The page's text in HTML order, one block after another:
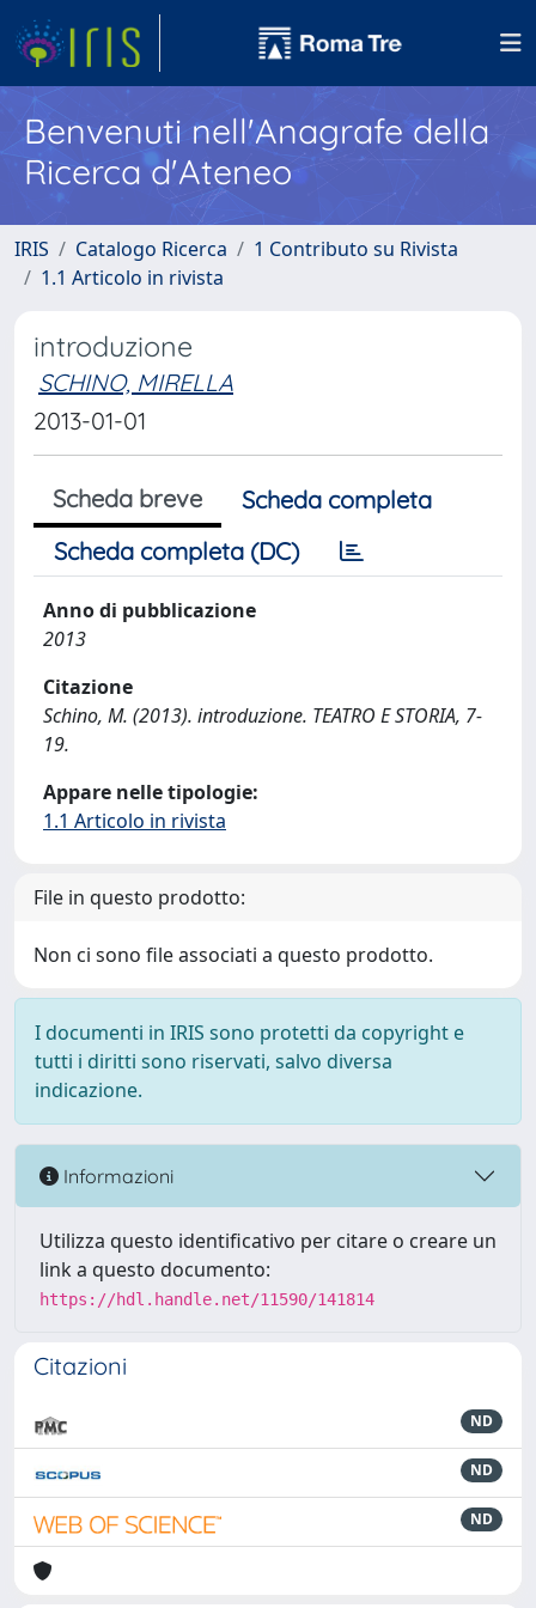
Benvenuti nell'Anagrafe della
Ricerca d'Ateneo
IRIS Catalogo Ricerca
1 Contributo su Rivista
1.1 Articolo in rivista
introduzione
SCHINO, MIRELLA
2013-01-01
Scheda breve
Scheda completa
Scheda completa (DC)
Anno di pubblicazione
2013
Citazione
Schino, M. (2013). introduzione. TEATRO E STORIA, 7-
19.
Appare nelle tipologie:
1.1 Articolo in rivista
File in questo prodotto:
Non ci sono file associati a questo prodotto.
I documenti in IRIS sono protetti da copyright e
tutti i diritti sono riservati, salvo diversa
indicazione.
Informazioni
Utilizza questo identificativo per citare o creare un
link a questo documento:
https://hdl.handle.net/11590/141814
Citazioni
ND
ND
ND